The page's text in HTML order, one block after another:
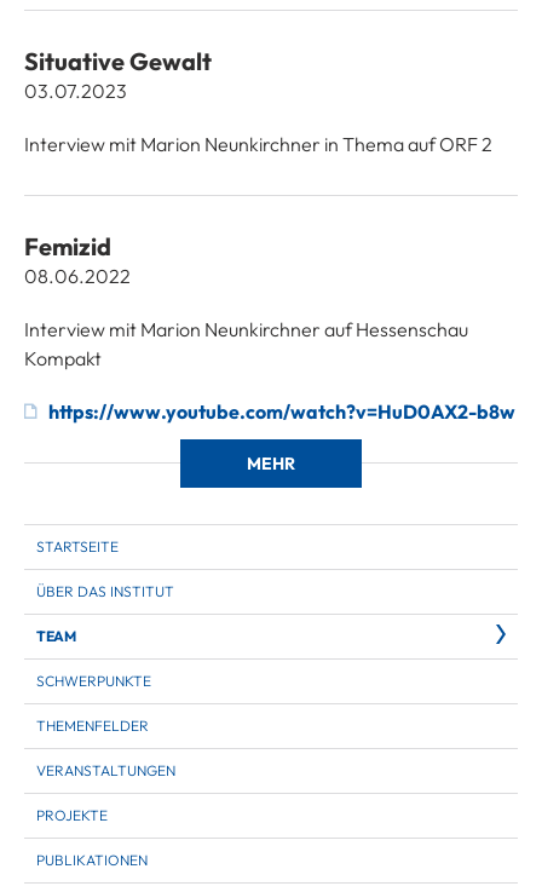
Situative Gewalt
03.07.2023
Interview mit Marion Neunkirchner in Thema auf ORF 2
Femizid
08.06.2022
Interview mit Marion Neunkirchner auf Hessenschau
Kompakt
https://www.youtube.com/watch?v=HuD0AX2-b8w
MEHR
STARTSEITE
ÜBER DAS INSTITUT
TEAM
SCHWERPUNKTE
THEMENFELDER
VERANSTALTUNGEN
PROJEKTE
PUBLIKATIONEN